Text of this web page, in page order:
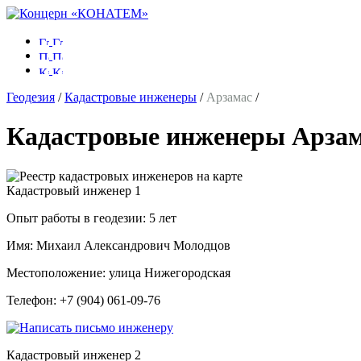
Геодезия /Кадастровые инженеры / Арзамас /
Кадастровые инженеры
Кадастровый инженер 1
Опыт работы в геодезии: 5 лет
Имя: Михаил Александрович Молодцов
Местоположение: улица Нижегородская
Телефон: +7 (904) 061-09-76
Кадастровый инженер 2